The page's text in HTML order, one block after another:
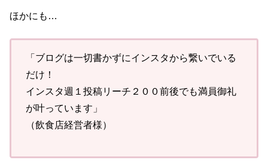
ほかにも…
「ブログは一切書かずにインスタから繋いでいる
だけ！
インスタ週１投稿リーチ２００前後でも満員御礼
が叶っています」
（飲食店経営者様）